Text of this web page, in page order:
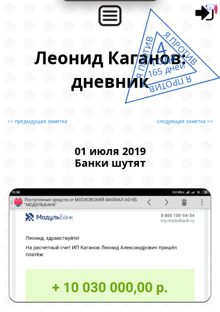
Леонид Каганов:
дневник
<< предыдущая заметка следующая заметка >>
01 июля 2019
Банки шутят
Я ПРОТИВЯ ПРОТИВ
Я ПРОТИВ
4
года
165 дней